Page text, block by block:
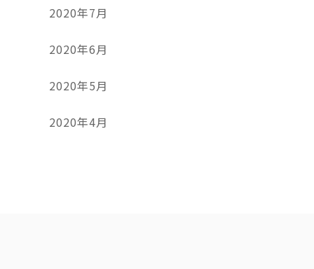
2020年7月
2020年6月
2020年5月
2020年4月